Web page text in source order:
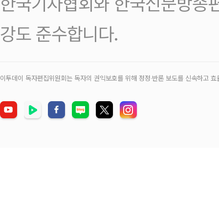
강도 준수합니다.
이투데이 독자편집위원회는 독자의 권익보호를 위해 정정‧반론 보도를 신속하고